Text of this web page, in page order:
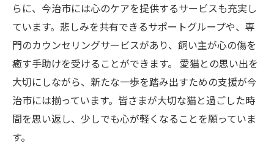
らに、今治市には心のケアを提供するサービスも充実し
ています。悲しみを共有できるサポートグループや、専
門のカウンセリングサービスがあり、飼い主が心の傷を
癒す手助けを受けることができます。 愛猫との思い出を
大切にしながら、新たな一歩を踏み出すための支援が今
治市には揃っています。皆さまが大切な猫と過ごした時
間を思い返し、少しでも心が軽くなることを願っていま
す。